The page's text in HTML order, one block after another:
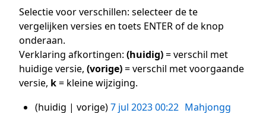
Selectie voor verschillen: selecteer de te
vergelijken versies en toets ENTER of de knop
onderaan.
Verklaring afkortingen: (huidig)= verschil met
huidige versie, (vorige)= verschil met voorgaande
versie, k= kleine wijziging.
huidig vorige 7 jul 2023 00:22 Mahjongg